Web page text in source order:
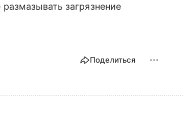
загрязнение
Поделиться